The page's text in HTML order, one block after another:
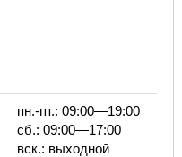
пн.-пт.: 09:00—19:00
сб.: 09:00—17:00
вск.: выходной